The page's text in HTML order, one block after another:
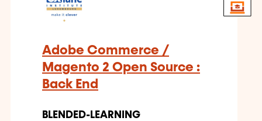
Adobe Commerce /
Magento 2 Open Source :
Back End
BLENDED-LEARNING